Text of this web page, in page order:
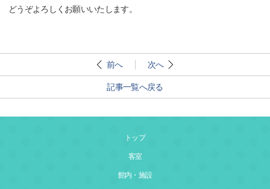
どうぞよろしくお願いいたします。
前へ 次へ
記事一覧へ戻る
トップ
客室
館内・施設